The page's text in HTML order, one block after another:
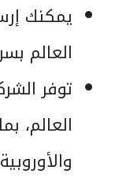
يمكنك
العالم
توفر
العالم،